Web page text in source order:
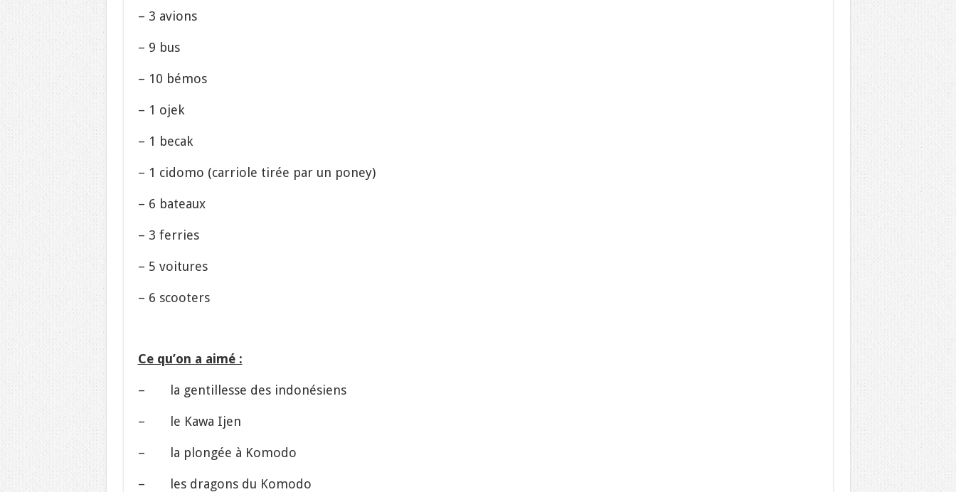
– 3 avions
– 9 bus
– 10 bémos
– 1 ojek
– 1 becak
– 1 cidomo (carriole tirée par un poney)
– 6 bateaux
– 3 ferries
– 5 voitures
– 6 scooters
Ce qu’on a aimé :
– la gentillesse des indonésiens
– le Kawa Ijen
– la plongée à Komodo
– les dragons du Komodo